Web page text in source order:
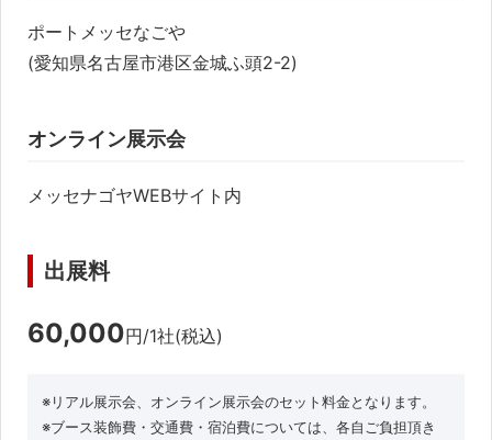
ポートメッセなごや
(愛知県名古屋市港区金城ふ頭2-2)
オンライン展示会
メッセナゴヤWEBサイト内
出展料
60,000円/1社(税込)
※リアル展示会、オンライン展示会のセット料金となります。
※ブース装飾費・交通費・宿泊費については、各自ご負担頂き